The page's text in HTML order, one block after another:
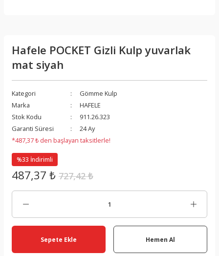
Hafele POCKET Gizli Kulp yuvarlak
mat siyah
Kategori
Gömme Kulp
Marka
HAFELE
Stok Kodu
911.26.323
Garanti Süresi
24 Ay
*487,37 ₺ den başlayan taksitlerle!
%33 İndirimli
487,37 ₺ 727,42 ₺
Sepete Ekle Hemen Al